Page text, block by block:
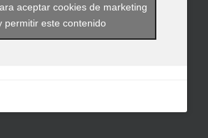
aceptar cookies de marketing
permitir este contenido